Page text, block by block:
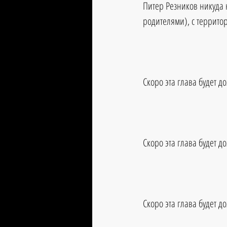
Питер Резников
родителями), с
Скоро эта глава будет
Скоро эта глава будет
Скоро эта глава будет